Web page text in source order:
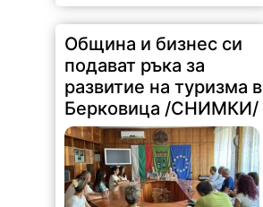
Община и бизнес си
подават ръка за
развитие на туризма в
Берковица /СНИМКИ/